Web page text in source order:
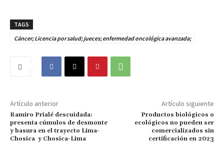
TAGS
Cáncer; Licencia por salud; jueces; enfermedad oncológica avanzada;
Artículo anterior
Ramiro Prialé descuidada:
presenta cúmulos de desmonte
y basura en el trayecto Lima-
Chosica y Chosica-Lima
Artículo siguiente
Productos biológicos o
ecológicos no pueden ser
comercializados sin
certificación en 2023